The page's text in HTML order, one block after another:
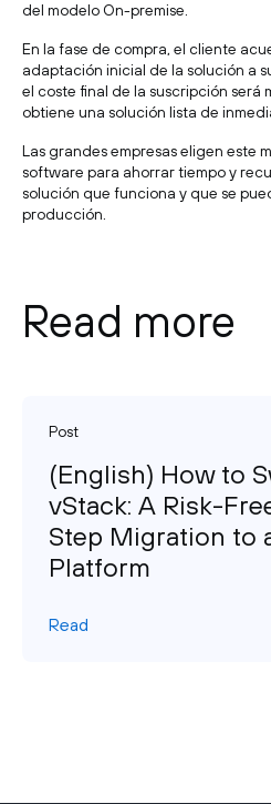
del modelo On-premise.
En la fase de compra, el cliente
adaptación inicial de la solución a
el coste final de la suscripción será
obtiene una solución lista de
Las grandes empresas eligen este
software para ahorrar tiempo y
solución que funciona y que se
producción.
Read more
Post
(English) How to
vStack: A Risk-
Step Migration to
Platform
Read